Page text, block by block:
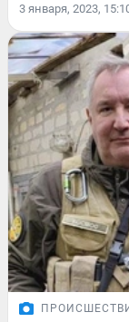
3 января, 2023,